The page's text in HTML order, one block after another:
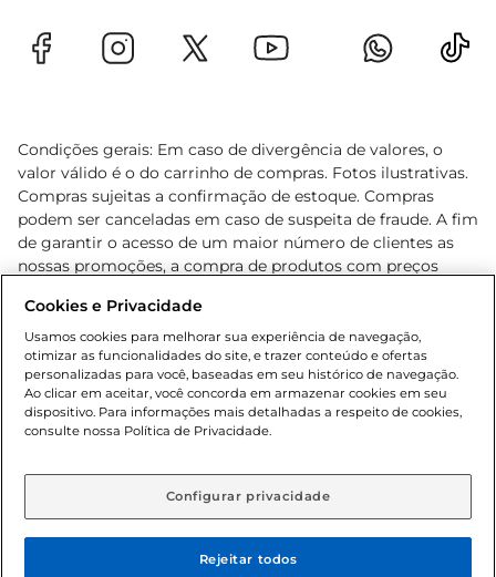
Condições gerais: Em caso de divergência de valores, o
valor válido é o do carrinho de compras. Fotos ilustrativas.
Compras sujeitas a confirmação de estoque. Compras
podem ser canceladas em caso de suspeita de fraude. A fim
de garantir o acesso de um maior número de clientes as
nossas promoções, a compra de produtos com preços
cliente. Os preços, ofertas e condições são exclusivos para
o e-commerce e válidos durante o dia de hoje, podendo
sofrer alterações sem prévia notificação. Proibida a venda
de bebidas alcoólicas para menores de 18 anos, conforme
Lei n.º 8069/90, art. 81, inciso II (Estatuto da Criança e do
Adolescente). Preços e condições exclusivos para o
aviso prévio. O valor mínimo para as compras on-line é de
Cookies e Privacidade
Usamos cookies para melhorar sua experiência de navegação,
otimizar as funcionalidades do site, e trazer conteúdo e ofertas
personalizadas para você, baseadas em seu histórico de navegação.
Ao clicar em aceitar, você concorda em armazenar cookies em seu
dispositivo. Para informações mais detalhadas a respeito de cookies,
consulte nossa Política de Privacidade.
Configurar privacidade
Rejeitar todos